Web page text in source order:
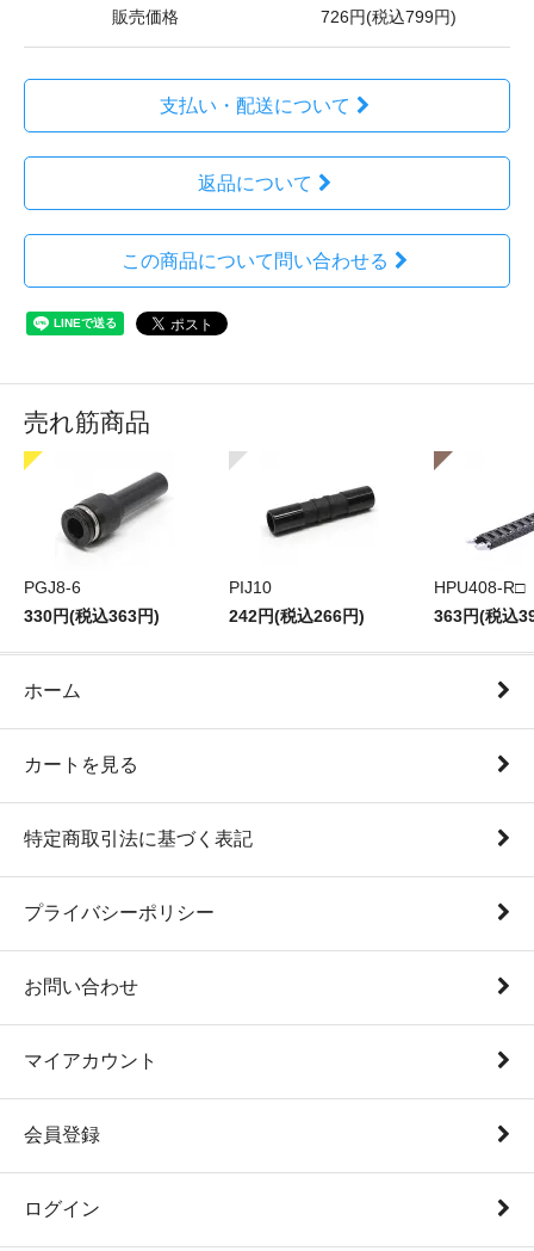
販売価格 726円(税込799円)
支払い・配送について
返品について
この商品について問い合わせる
売れ筋商品
PGJ8-6
330円(税込363円)
PIJ10
242円(税込266円)
HPU408-R□
363円(税込
ホーム
カートを見る
特定商取引法に基づく表記
プライバシーポリシー
お問い合わせ
マイアカウント
会員登録
ログイン